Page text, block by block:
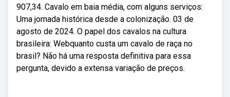
907,34. Cavalo em baia média, com alguns serviços:
Uma jornada histórica desde a colonização. 03 de
agosto de 2024. O papel dos cavalos na cultura
brasileira: Webquanto custa um cavalo de raça no
brasil? Não há uma resposta definitiva para essa
pergunta, devido a extensa variação de preços.